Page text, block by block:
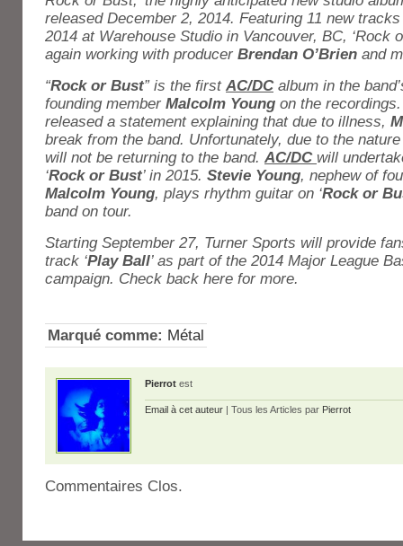
released December 2, 2014. Featuring 11 new
2014 at Warehouse Studio in Vancouver, BC, ‘Rock
again working with producer Brendan O’Brien and
“Rock or Bust” is the first AC/DCalbum in the
founding member Malcolm Young on the
released a statement explaining that due to illness,
break from the band. Unfortunately, due to the
will not be returning to the band. AC/DC will
‘Rock or Bust’ in 2015. Stevie Young, nephew of
Malcolm Young, plays rhythm guitar on ‘Rock or
band on tour.
Starting September 27, Turner Sports will provide
track ‘Play Ball’ as part of the 2014 Major League
campaign. Check back here for more.
Marqué comme: Métal
Pierrot est
Email à cet auteur | Tous les Articles par Pierrot
Commentaires Clos.